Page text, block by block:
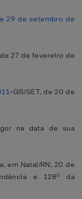
29 de setembro de
27 de fevereiro de
-GS/SET, de 20 de
na data de sua
em Natal/RN, 20 de
e 128º da